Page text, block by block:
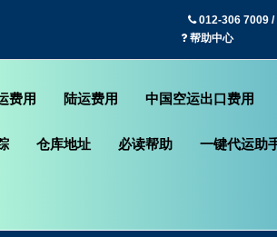
012-306 7009
帮助中心
费用 陆运费用 中国空运出口费用
仓库地址 必读帮助 一键代运助